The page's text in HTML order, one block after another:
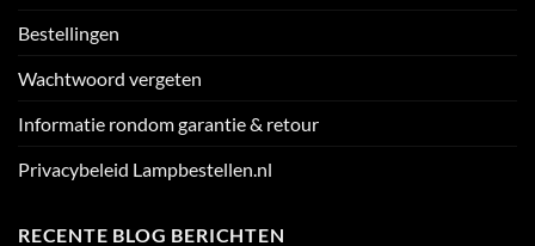
Bestellingen
Wachtwoord vergeten
Informatie rondom garantie & retour
Privacybeleid Lampbestellen.nl
RECENTE BLOG BERICHTEN